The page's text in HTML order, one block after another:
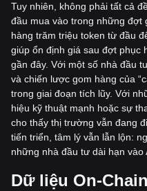
Tuy nhiên, không phải tất cả
đầu mua vào trong những đợt
hàng trăm triệu token từ đầu
giúp ổn định giá sau đợt phục
gần đây. Với một số nhà đầu
và chiến lược gom hàng của
trong giai đoạn tích lũy. Với
hiệu kỹ thuật mạnh hoặc sự
cho thấy thị trường vẫn đang
tiến triển, tâm lý vẫn lẫn lộn:
những nhà đầu tư dài hạn vào
Dữ liệu On-